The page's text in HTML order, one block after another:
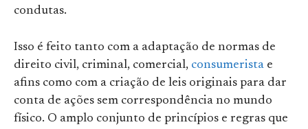
condutas.
Isso é feito tanto com a adaptação de normas de
direito civil, criminal, comercial, consumerista e
afins como com a criação de leis originais para dar
conta de ações sem correspondência no mundo
físico. O amplo conjunto de princípios e regras que